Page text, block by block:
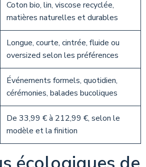
Coton bio, lin, viscose recyclée,
matières naturelles et durables
Longue, courte, cintrée, fluide ou
oversized selon les préférences
Événements formels, quotidien,
cérémonies, balades bucoliques
De 33,99 € à 212,99 €, selon le
modèle et la finition